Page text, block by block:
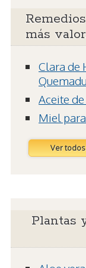
más
Clara de
Aceite
Miel
Ver
Plantas